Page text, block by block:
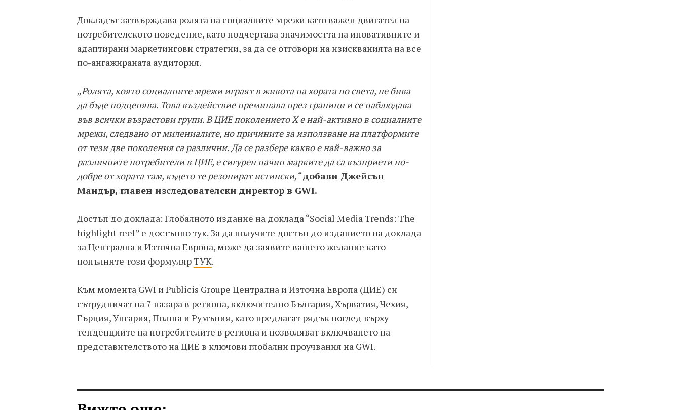
Докладът затвърждава ролята на социалните мрежи като важен двигател на
потребителското поведение, като подчертава значимостта на иновативните и
адаптирани маркетингови стратегии, за да се отговори на изискванията на все
по-ангажираната аудитория.
„Ролята, която социалните мрежи играят в живота на хората по света, не бива
да бъде подценява. Това въздействие преминава през граници и се наблюдава
във всички възрастови групи. В ЦИЕ поколението X е най-активно в социалните
мрежи, следвано от милениалите, но причините за използване на платформите
от тези две поколения са различни. Да се разбере какво е най-важно за
различните потребители в ЦИЕ, е сигурен начин марките да са възприети по-
добре от хората там, където те резонират истински,“добави Джейсън
Мандър, главен изследователски директор в GWI.
Достъп до доклада: Глобалното издание на доклада “Social Media Trends: The
highlight reel” е достъпнотук. За да получите достъп до изданието на доклада
за Централна и Източна Европа, може да заявите вашето желание като
попълните този формулярТУК.
Към момента GWI и Publicis Groupe Централна и Източна Европа (ЦИЕ) си
сътрудничат на 7 пазара в региона, включително България, Хърватия, Чехия,
Гърция, Унгария, Полша и Румъния, като предлагат рядък поглед върху
тенденциите на потребителите в региона и позволяват включването на
представителството на ЦИЕ в ключови глобални проучвания на GWI.